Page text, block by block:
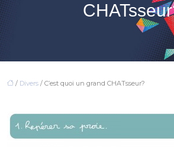
/ Divers / C’est quoi un grand CHATsseur?